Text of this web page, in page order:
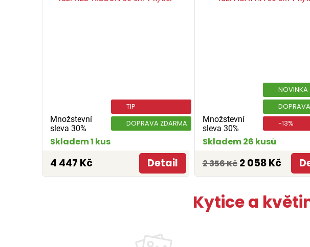
Množstevní
sleva 30%
TIP
DOPRAVA ZDARMA
Skladem 1 kus
4 447 Kč Detail
Množstevní
sleva 30%
NOVINKA
-13%
Skladem 26 kusů
2 356 Kč 2 058 Kč
Kytice a